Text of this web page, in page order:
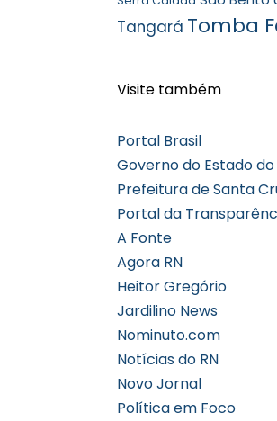
Tangará Tomba
Visite também
Portal Brasil
Governo do Estado do
Prefeitura de Santa
Portal da
A Fonte
Agora RN
Heitor Gregório
Jardilino News
Nominuto.com
Notícias do RN
Novo Jornal
Política em Foco